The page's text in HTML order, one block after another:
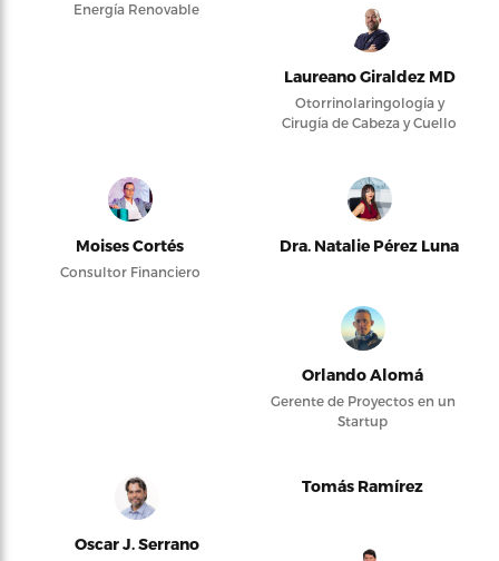
Energía Renovable
Laureano Giraldez MD
Otorrinolaringología y
Cirugía de Cabeza y Cuello
Moises Cortés
Consultor Financiero
Dra. Natalie Pérez Luna
Orlando Alomá
Gerente de Proyectos en un
Startup
Oscar J. Serrano
Tomás Ramírez